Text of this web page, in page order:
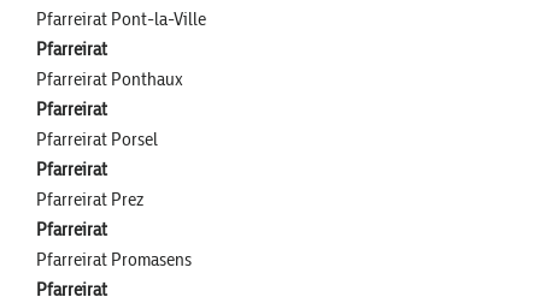
Pfarreirat Pont-la-Ville
Pfarreirat
Pfarreirat Ponthaux
Pfarreirat
Pfarreirat Porsel
Pfarreirat
Pfarreirat Prez
Pfarreirat
Pfarreirat Promasens
Pfarreirat